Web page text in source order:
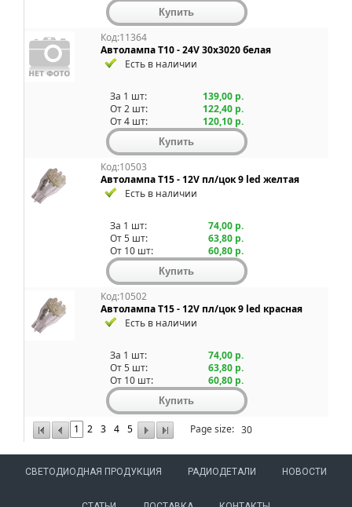
1 2 3 4 5 Page size:
Код:11364
Автолампа T10 - 24V 30x3020 белая
Есть в наличии
За 1 шт:
139,00 р.
От 2 шт:
122,40 р.
От 4 шт:
120,10 р.
Код:10503
Автолампа T15 - 12V пл/цок 9 led желтая
Есть в наличии
За 1 шт:
74,00 р.
От 5 шт:
63,80 р.
От 10 шт:
60,80 р.
Код:10502
Автолампа T15 - 12V пл/цок 9 led красная
Есть в наличии
За 1 шт:
74,00 р.
От 5 шт:
63,80 р.
От 10 шт:
60,80 р.
СВЕТОДИОДНАЯ ПРОДУКЦИЯ РАДИОДЕТАЛИ НОВОСТИ